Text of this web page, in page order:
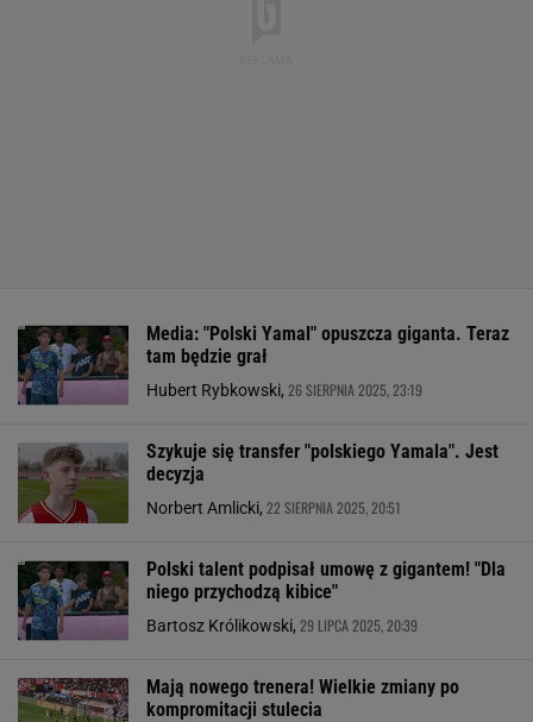
Media: "Polski Yamal" opuszcza giganta. Teraz
tam będzie grał
Hubert Rybkowski, 26 SIERPNIA 2025, 23:19
Szykuje się transfer "polskiego Yamala". Jest
decyzja
Norbert Amlicki, 22 SIERPNIA 2025, 20:51
Polski talent podpisał umowę z gigantem! "Dla
niego przychodzą kibice"
Bartosz Królikowski, 29 LIPCA 2025, 20:39
Mają nowego trenera! Wielkie zmiany po
kompromitacji stulecia